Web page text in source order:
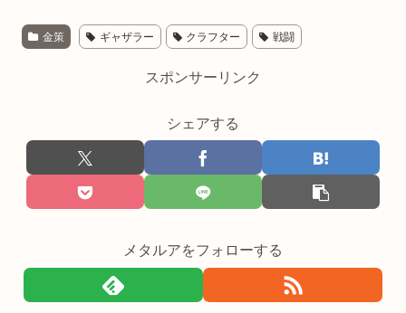
金策 ギャザラー クラフター 戦闘
スポンサーリンク
シェアする
メタルアをフォローする